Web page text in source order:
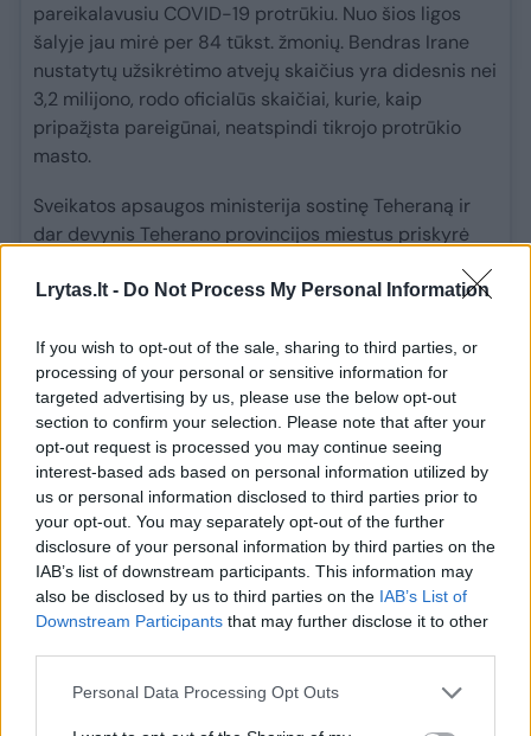
Lrytas.lt - Do Not Process My Personal Information
If you wish to opt-out of the sale, sharing to third parties, or
processing of your personal or sensitive information for
targeted advertising by us, please use the below opt-out
section to confirm your selection. Please note that after your
opt-out request is processed you may continue seeing
interest-based ads based on personal information utilized by
us or personal information disclosed to third parties prior to
your opt-out. You may separately opt-out of the further
disclosure of your personal information by third parties on the
IAB’s list of downstream participants. This information may
also be disclosed by us to third parties on the IAB’s List of
Downstream Participants that may further disclose it to other
Personal Data Processing Opt Outs
pareikalavusiu COVID-19 protrūkiu. Nuo šios ligos
šalyje jau mirė per 84 tūkst. žmonių. Bendras Irane
nustatytų užsikrėtimo atvejų skaičius yra didesnis nei
3,2 milijono, rodo oficialūs skaičiai, kurie, kaip
pripažįsta pareigūnai, neatspindi tikrojo protrūkio
masto.
Sveikatos apsaugos ministerija sostinę Teheraną ir
dar devynis Teherano provincijos miestus priskyrė
Sistano ir Beludžistano provincijos dabar taip pat
priskiriamos „raudonai“ zonai.
Smaugiamas JAV sankcijų, dėl kurių sunku
pervedinėti pinigus užsienio firmoms, Iranas sako, kad
jam sunku importuoti vakcinų 83 mln. savo gyventojų.
Irane pirmąją skiepo dozę yra gavę tik kiek daugiau
nei 4,4 mln. žmonių, o abi dozes – tik 1,7 mln. žmonių,
nurodo Sveikatos apsaugos ministerija.
„Dievui leidus padėtis dėl vakcinavimo nuo kitos
savaitės gerės“, – sakė H. Rouhani.